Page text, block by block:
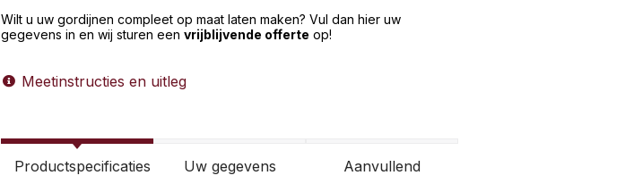
Wilt u uw gordijnen compleet op maat laten maken? Vul dan hier uw
gegevens in en wij sturen een vrijblijvende offerte op!
Meetinstructies en uitleg
Productspecificaties Uw gegevens Aanvullend